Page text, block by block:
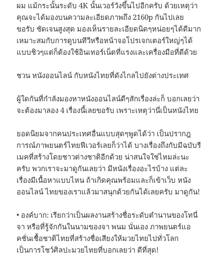
ผม แม้กระนั้นระดับ 4K นั้นเวอร์วังขึ้นไปอีกครับ ด้วยเหตุว่า
คุณจะได้มองบนความละเอียดภาพถึง 2160p กันไปเลย
ขอรับ ชัดเจนสูงสุด มองเห็นรายละเอียดนิดๆหน่อยๆได้ดีมาก
เหมาะสมกับการดูบนทีวีหรือหน้าจอโปรเจกเตอร์ใหญ่ๆได้
แบบชิวๆแต่ก็ต้องใช้อินเทอร์เน็ตที่แรงและเครื่องมือที่ดีด้วย
ชวน หนังออนไลน์ กับหนังไทยที่ดังไกลไปยังต่างประเทศ
ผู้ใดกันที่กำลังมองหาหนังออนไลน์ดีๆสักเรื่องล่ะก็ บอกเลยว่า
จะต้องมาลอง 4 เรื่องนี้เลยขอรับ เพราะเหตุว่านี่เป็นหนังไทย
ยอดนิยมจากคนประเทศอื่นแบบสุดๆพูดได้ว่า เป็นปรากฎ
การณ์ภาพยนตร์ไทยฟีเวอร์เลยก็ว่าได้ บางเรื่องถึงกับมีฉบับรี
เมคที่สร้างโดยชาวต่างชาติอีกด้วย น่าสนใจใช่ไหมล่ะนะ
ครับ พวกเราจะมาดูกันเลยว่า มีหนังเรื่องอะไรบ้าง แต่ละ
เรื่องมีเนื้อหาแบบไหน ถ้าเกิดคุณพร้อมและก็เข้าเว็บ หนัง
ออนไลน์ ไทยของเราแล้วมาสนุกด้วยกันได้เลยครับ มาดูกัน!
• องค์บาก: เรียกว่าเป็นผลงานสร้างชื่อระดับตำนานของโทนี่
จา หรือที่รู้จักกันในนามของจา พนม นั่นเอง ภาพยนตร์แอ
คชั่นเชื้อชาติไทยที่สร้างชื่อเสียงให้มวยไทยไปทั่วโลก
เป็นการโชว์ศิลปะมวยไทยที่บอกเลยว่า ดีที่สุด!